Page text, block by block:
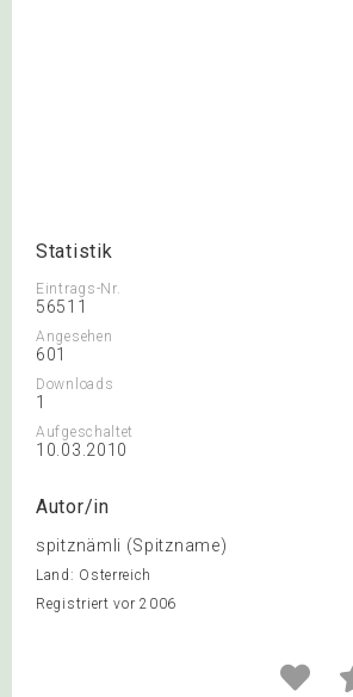
Statistik
Eintrags-Nr.
56511
Angesehen
601
Downloads
1
Aufgeschaltet
10.03.2010
Autor/in
spitznämli (Spitzname)
Land: Österreich
Registriert vor 2006